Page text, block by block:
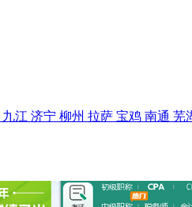
九江 济宁 柳州 拉萨 宝鸡 南通 芜